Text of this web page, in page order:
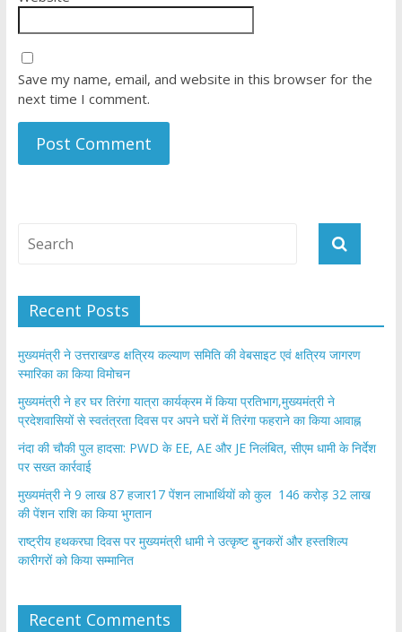
Save my name, email, and website in this browser for the
next time I comment.
Recent Posts
मुख्यमंत्री ने उत्तराखण्ड क्षत्रिय कल्याण समिति की वेबसाइट एवं क्षत्रिय जागरण
स्मारिका का किया विमोचन
मुख्यमंत्री ने हर घर तिरंगा यात्रा कार्यक्रम में किया प्रतिभाग,मुख्यमंत्री ने
प्रदेशवासियों से स्वतंत्रता दिवस पर अपने घरों में तिरंगा फहराने का किया आवाह्न
नंदा की चौकी पुल हादसा: PWD के EE, AE और JE निलंबित, सीएम धामी के निर्देश
पर सख्त कार्रवाई
मुख्यमंत्री ने 9 लाख 87 हजार17 पेंशन लाभार्थियों को कुल 146 करोड़ 32 लाख
की पेंशन राशि का किया भुगतान
राष्ट्रीय हथकरघा दिवस पर मुख्यमंत्री धामी ने उत्कृष्ट बुनकरों और हस्तशिल्प
कारीगरों को किया सम्मानित
Recent Comments